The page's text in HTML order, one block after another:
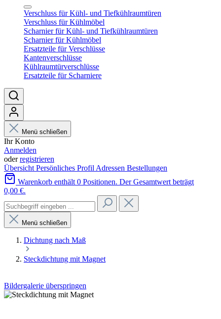
Verschluss für Kühl- und Tiefkühlraumtüren
Verschluss für Kühlmöbel
Scharnier für Kühl- und Tiefkühlraumtüren
Scharnier für Kühlmöbel
Ersatzteile für Verschlüsse
Kantenverschlüsse
Kühlraumtürverschlüsse
Ersatzteile für Scharniere
Menü schließen
Ihr Konto
Anmelden
oderregistrieren
Übersicht Persönliches Profil Adressen Bestellungen
Warenkorb enthält 0 Positionen. Der Gesamtwert beträgt
0,00 €.
Menü schließen
Dichtung nach Maß
Steckdichtung mit Magnet
Bildergalerie überspringen